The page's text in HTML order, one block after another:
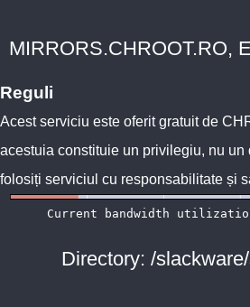
MIRRORS.CHROOT.RO,
Reguli
Acest serviciu este oferit gratuit de
acestuia constituie un privilegiu, nu un
folosiți serviciul cu responsabilitate și
Directory: /